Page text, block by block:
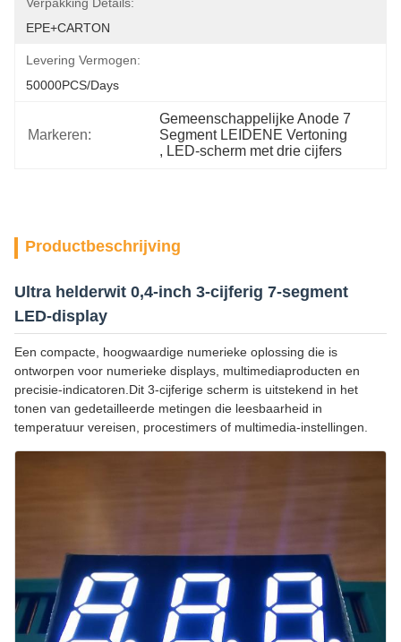
EPE+CARTON
Levering Vermogen:
50000PCS/days
Markeren:
Gemeenschappelijke Anode 7
Segment LEIDENE Vertoning
, LED-scherm met drie cijfers
Productbeschrijving
Ultra helderwit 0,4-inch 3-cijferig 7-segment
LED-display
Een compacte, hoogwaardige numerieke oplossing die is
ontworpen voor numerieke displays, multimediaproducten en
precisie-indicatoren.Dit 3-cijferige scherm is uitstekend in het
tonen van gedetailleerde metingen die leesbaarheid in
temperatuur vereisen, procestimers of multimedia-instellingen.